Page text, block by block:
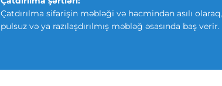
Çatdırılma sifarişin məbləği və həcmindən asılı olaraq,
pulsuz və ya razılaşdırılmış məbləğ əsasında baş verir.